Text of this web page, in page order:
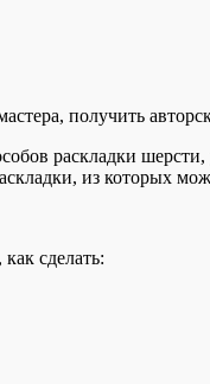
получить
раскладки
из которых
сделать: